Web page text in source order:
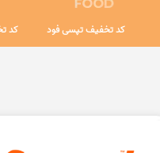
کد تخفیف تپسی فود کد